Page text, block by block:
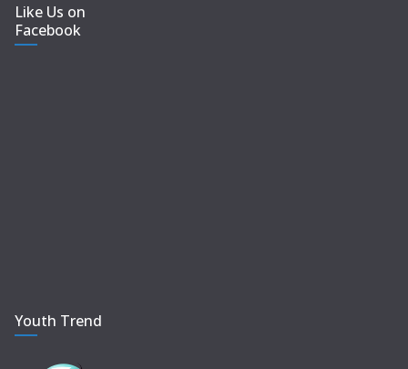
Like Us on
Facebook
Youth Trend